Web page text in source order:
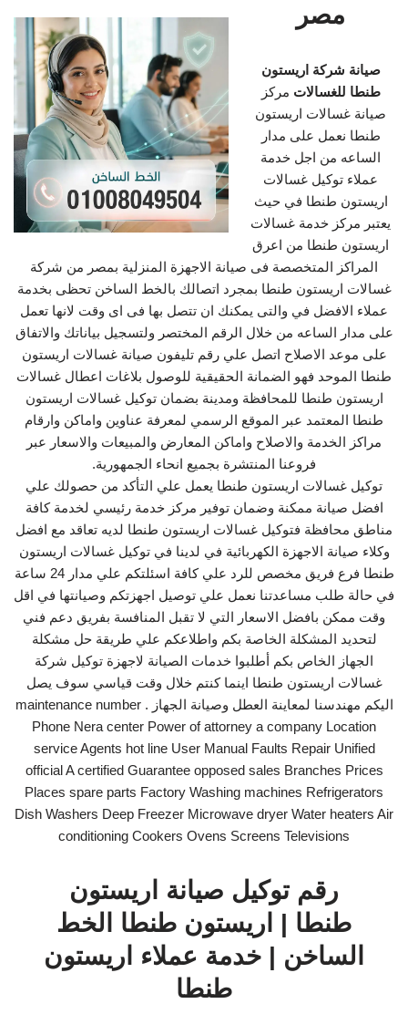
مصر
صيانة شركة اريستون
طنطا للغسالات مركز
صيانة غسالات اريستون
طنطا نعمل على مدار
الساعه من اجل خدمة
عملاء توكيل غسالات
اريستون طنطا في حيث
يعتبر مركز خدمة غسالات
اريستون طنطا من اعرق
المراكز المتخصصة فى صيانة الاجهزة المنزلية بمصر من شركة
غسالات اريستون طنطا بمجرد اتصالك بالخط الساخن تحظى بخدمة
عملاء الافضل في والتى يمكنك ان تتصل بها فى اى وقت لانها تعمل
على مدار الساعه من خلال الرقم المختصر ولتسجيل بياناتك والاتفاق
على موعد الاصلاح اتصل علي رقم تليفون صيانة غسالات اريستون
طنطا الموحد فهو الضمانة الحقيقية للوصول بلاغات اعطال غسالات
اريستون طنطا للمحافظة ومدينة بضمان توكيل غسالات اريستون
طنطا المعتمد عبر الموقع الرسمي لمعرفة عناوين واماكن وارقام
مراكز الخدمة والاصلاح واماكن المعارض والمبيعات والاسعار عبر
فروعنا المنتشرة بجميع انحاء الجمهورية.
توكيل غسالات اريستون طنطا يعمل علي التأكد من حصولك علي
افضل صيانة ممكنة وضمان توفير مركز خدمة رئيسي لخدمة كافة
مناطق محافظة فتوكيل غسالات اريستون طنطا لديه تعاقد مع افضل
وكلاء صيانة الاجهزة الكهربائية في لدينا في توكيل غسالات اريستون
طنطا فرع فريق مخصص للرد علي كافة اسئلتكم علي مدار 24 ساعة
في حالة طلب مساعدتنا نعمل علي توصيل اجهزتكم وصيانتها في اقل
وقت ممكن بافضل الاسعار التي لا تقبل المنافسة بفريق دعم فني
لتحديد المشكلة الخاصة بكم واطلاعكم علي طريقة حل مشكلة
الجهاز الخاص بكم أطلبوا خدمات الصيانة لاجهزة توكيل شركة
غسالات اريستون طنطا اينما كنتم خلال وقت قياسي سوف يصل
اليكم مهندسنا لمعاينة العطل وصيانة الجهاز . maintenance number
Phone Nera center Power of attorney a company Location
service Agents hot line User Manual Faults Repair Unified
official A certified Guarantee opposed sales Branches Prices
Places spare parts Factory Washing machines Refrigerators
Dish Washers Deep Freezer Microwave dryer Water heaters Air
conditioning Cookers Ovens Screens Televisions
رقم توكيل صيانة اريستون
طنطا | اريستون طنطا الخط
الساخن | خدمة عملاء اريستون
طنطا